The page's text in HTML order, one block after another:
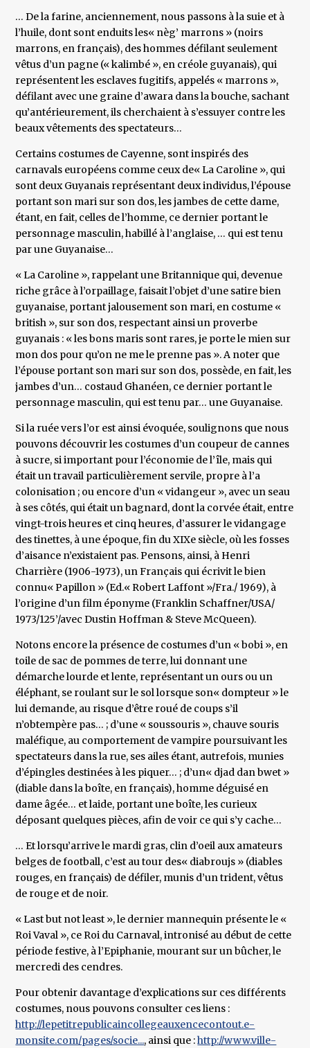
… De la farine, anciennement, nous passons à la suie et à
l’huile, dont sont enduits les« nèg’ marrons » (noirs
marrons, en français), des hommes défilant seulement
vêtus d’un pagne (« kalimbé », en créole guyanais), qui
représentent les esclaves fugitifs, appelés « marrons »,
défilant avec une graine d’awara dans la bouche, sachant
qu’antérieurement, ils cherchaient à s’essuyer contre les
beaux vêtements des spectateurs…
Certains costumes de Cayenne, sont inspirés des
carnavals européens comme ceux de« La Caroline », qui
sont deux Guyanais représentant deux individus, l’épouse
portant son mari sur son dos, les jambes de cette dame,
étant, en fait, celles de l’homme, ce dernier portant le
personnage masculin, habillé à l’anglaise, … qui est tenu
par une Guyanaise…
« La Caroline », rappelant une Britannique qui, devenue
riche grâce à l’orpaillage, faisait l’objet d’une satire bien
guyanaise, portant jalousement son mari, en costume «
british », sur son dos, respectant ainsi un proverbe
guyanais : « les bons maris sont rares, je porte le mien sur
mon dos pour qu’on ne me le prenne pas ». A noter que
l’épouse portant son mari sur son dos, possède, en fait, les
jambes d’un… costaud Ghanéen, ce dernier portant le
personnage masculin, qui est tenu par… une Guyanaise.
Si la ruée vers l’or est ainsi évoquée, soulignons que nous
pouvons découvrir les costumes d’un coupeur de cannes
à sucre, si important pour l’économie de l’île, mais qui
était un travail particulièrement servile, propre à l’a
colonisation ; ou encore d’un « vidangeur », avec un seau
à ses côtés, qui était un bagnard, dont la corvée était, entre
vingt-trois heures et cinq heures, d’assurer le vidangage
des tinettes, à une époque, fin du XIXe siècle, où les fosses
d’aisance n’existaient pas. Pensons, ainsi, à Henri
Charrière (1906-1973), un Français qui écrivit le bien
connu« Papillon » (Ed.« Robert Laffont »/Fra./ 1969), à
l’origine d’un film éponyme (Franklin Schaffner/USA/
1973/125’/avec Dustin Hoffman & Steve McQueen).
Notons encore la présence de costumes d’un « bobi », en
toile de sac de pommes de terre, lui donnant une
démarche lourde et lente, représentant un ours ou un
éléphant, se roulant sur le sol lorsque son« dompteur » le
lui demande, au risque d’être roué de coups s’il
n’obtempère pas… ; d’une « soussouris », chauve souris
maléfique, au comportement de vampire poursuivant les
spectateurs dans la rue, ses ailes étant, autrefois, munies
d’épingles destinées à les piquer… ; d’un« djad dan bwet »
(diable dans la boîte, en français), homme déguisé en
dame âgée… et laide, portant une boîte, les curieux
déposant quelques pièces, afin de voir ce qui s’y cache…
… Et lorsqu’arrive le mardi gras, clin d’oeil aux amateurs
belges de football, c’est au tour des« diabroujs » (diables
rouges, en français) de défiler, munis d’un trident, vêtus
de rouge et de noir.
« Last but not least », le dernier mannequin présente le «
Roi Vaval », ce Roi du Carnaval, intronisé au début de cette
période festive, à l’Epiphanie, mourant sur un bûcher, le
mercredi des cendres.
Pour obtenir davantage d’explications sur ces différents
costumes, nous pouvons consulter ces liens :
http://lepetitrepublicaincollegeauxencecontout.e-
monsite.com/pages/socie..., ainsi que :http://www.ville-